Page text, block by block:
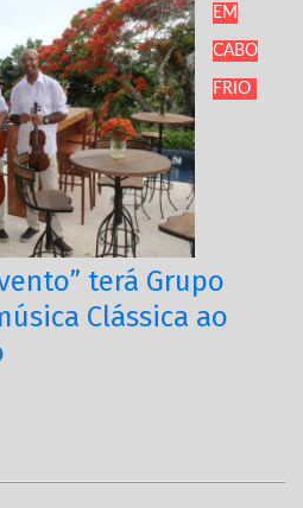
EM
CABO
FRIO
terá Grupo
Clássica ao